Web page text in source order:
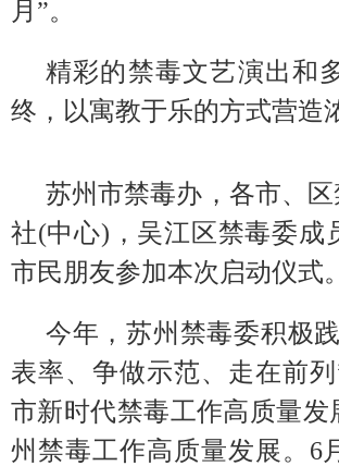
月”。
精彩的禁毒文艺演出和
终，以寓教于乐的方式营造
苏州市禁毒办，各市、
社(中心)，吴江区禁毒委成
市民朋友参加本次启动仪式。
今年，苏州禁毒委积极
表率、争做示范、走在前
市新时代禁毒工作高质量
州禁毒工作高质量发展。6